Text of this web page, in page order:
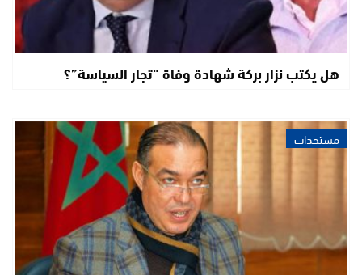
هل يكتب نزار بركة شهادة وفاة “تجار السياسة”؟
مستجدات